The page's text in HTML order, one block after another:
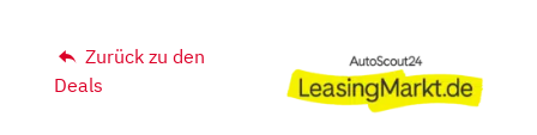
Zurück zu den
Deals